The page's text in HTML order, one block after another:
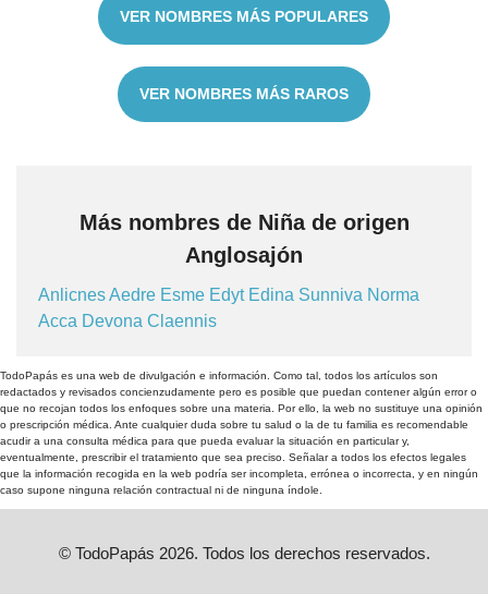
VER NOMBRES MÁS POPULARES
VER NOMBRES MÁS RAROS
Más nombres de Niña de origen
Anglosajón
AnlicnesAedre Esme Edyt Edina Sunniva Norma
Acca Devona Claennis
TodoPapás es una web de divulgación e información. Como tal, todos los artículos son
redactados y revisados concienzudamente pero es posible que puedan contener algún error o
que no recojan todos los enfoques sobre una materia. Por ello, la web no sustituye una opinión
o prescripción médica. Ante cualquier duda sobre tu salud o la de tu familia es recomendable
acudir a una consulta médica para que pueda evaluar la situación en particular y,
eventualmente, prescribir el tratamiento que sea preciso. Señalar a todos los efectos legales
que la información recogida en la web podría ser incompleta, errónea o incorrecta, y en ningún
caso supone ninguna relación contractual ni de ninguna índole.
© TodoPapás 2026. Todos los derechos reservados.